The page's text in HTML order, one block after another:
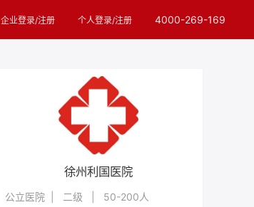
企业登录/注册 个人登录/注册 4000-269-169
徐州利国医院
公立医院 | 二级 | 50-200人